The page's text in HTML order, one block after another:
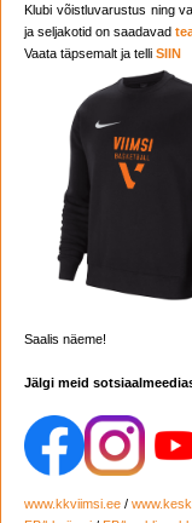
Klubi võistluvarustus ning
ja seljakotid on saadavad
Vaata täpsemalt ja telli SIIN
Saalis näeme!
Jälgi meid
www.kkviimsi.ee /